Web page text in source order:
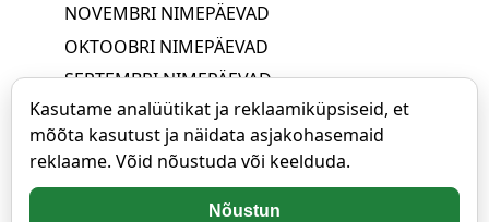
NOVEMBRI NIMEPÄEVAD
OKTOOBRI NIMEPÄEVAD
SEPTEMBRI NIMEPÄEVAD
JUUNI NIMEPÄEVAD
APRILLI NIMEPÄEVAD
MÄRTSI NIMEPÄEVAD
Kasutame analüütikat ja reklaamiküpsiseid, et
mõõta kasutust ja näidata asjakohasemaid
reklaame. Võid nõustuda või keelduda.
Nõustun